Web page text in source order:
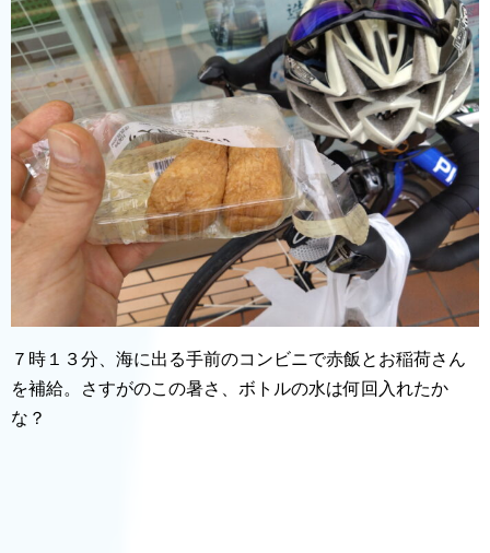
７時１３分、海に出る手前のコンビニで赤飯とお稲荷さん
を補給。さすがのこの暑さ、ボトルの水は何回入れたか
な？